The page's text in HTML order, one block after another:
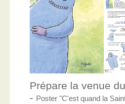
Prépare la venue
- Poster "C'est quand la